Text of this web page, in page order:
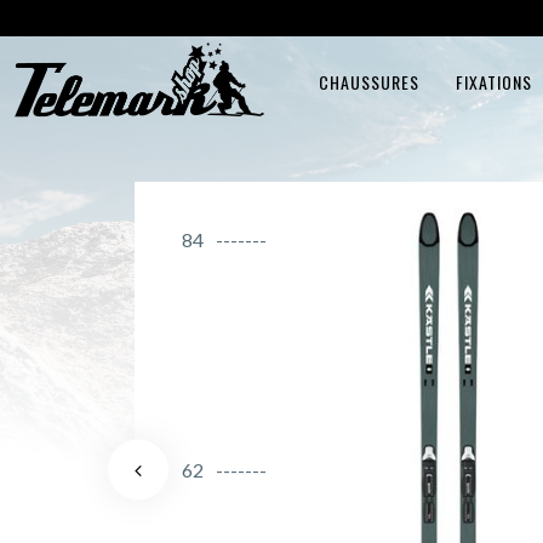
CHAUSSURES FIXATIONS
84
62